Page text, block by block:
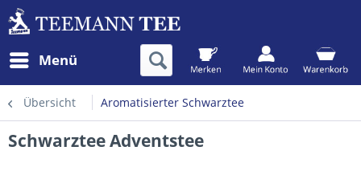
Menü
Übersicht Aromatisierter Schwarztee
Schwarztee Adventstee